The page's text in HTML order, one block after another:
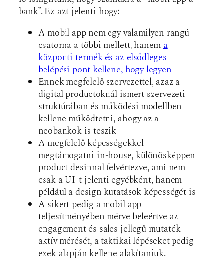
bank”. Ez azt jelenti hogy:
A mobil app nem egy valamilyen rangú
csatorna a többi mellett, hanema
központi termék és az elsődleges
belépési pont kellene, hogy legyen
Ennek megfelelő szervezettel, azaz a
digital productoknál ismert szervezeti
struktúrában és működési modellben
kellene működtetni, ahogy az a
neobankok is teszik
A megfelelő képességekkel
megtámogatni in-house, különösképpen
product desinnal felvértezve, ami nem
csak a UI-t jelenti egyébként, hanem
például a design kutatások képességét is
A sikert pedig a mobil app
teljesítményében mérve beleértve az
engagement és sales jellegű mutatók
aktív mérését, a taktikai lépéseket pedig
ezek alapján kellene alakítaniuk.